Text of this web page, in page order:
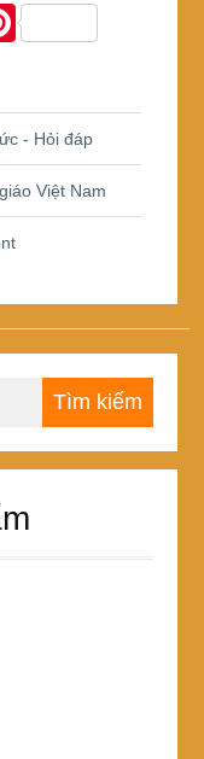
Pi
e
st
- Hỏi đáp
Việt Nam